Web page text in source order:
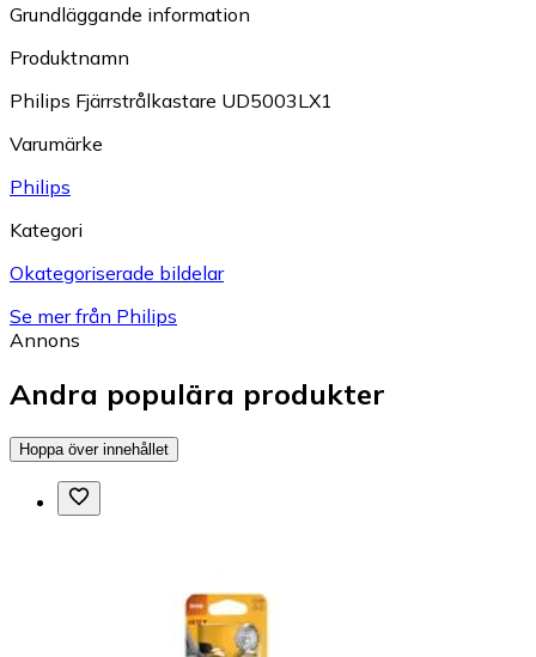
Grundläggande information
Produktnamn
Philips Fjärrstrålkastare UD5003LX1
Varumärke
Philips
Kategori
Okategoriserade bildelar
Se mer från Philips
Annons
Andra populära produkter
Hoppa över innehållet